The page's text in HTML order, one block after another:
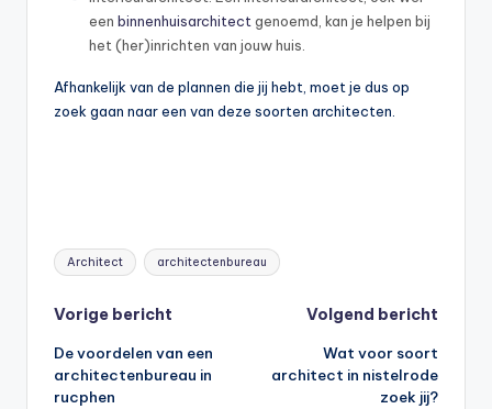
een binnenhuisarchitect genoemd, kan je helpen bij
het (her)inrichten van jouw huis.
Afhankelijk van de plannen die jij hebt, moet je dus op
zoek gaan naar een van deze soorten architecten.
Tags:
Architect architectenbureau
Bericht
navigatie
Vorige bericht
De voordelen van een
architectenbureau in
rucphen
Volgend bericht
Wat voor soort
architect in nistelrode
zoek jij?